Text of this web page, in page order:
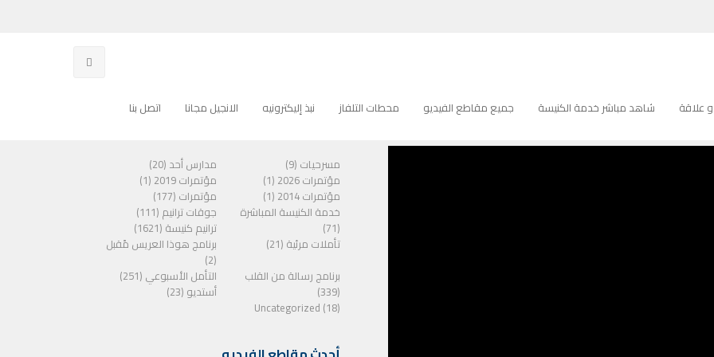
علاقة شاهد مباشر خدمة الكنيسة جميع مقاطع الفيديو محطات التلفاز نبذ إليكترونيه الانجيل مجانا اتصل بنا الفئات
مسرحيات (9)
مدارس أحد (20)
مؤتمرات 2026 (1)
مؤتمرات 2019 (1)
مؤتمرات 2014 (1)
مؤتمرات (177)
خدمة الكنيسة المباشرة
(71)
جوقات ترانيم (111)
ترانيم كنيسة (1621)
تأملات مرئية (21)
برنامج هوذا العريس مًقبل
(2)
برنامج رسالة من القلب
(339)
التأمل الأسبوعي (251)
أستديو (23)
Uncategorized (18)